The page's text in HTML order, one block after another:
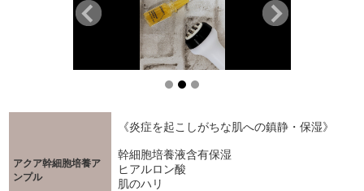
アクア幹細胞培養ア
ンプル
《炎症を起こしがちな肌への鎮静・保湿》
幹細胞培養液含有保湿
ヒアルロン酸
肌のハリ